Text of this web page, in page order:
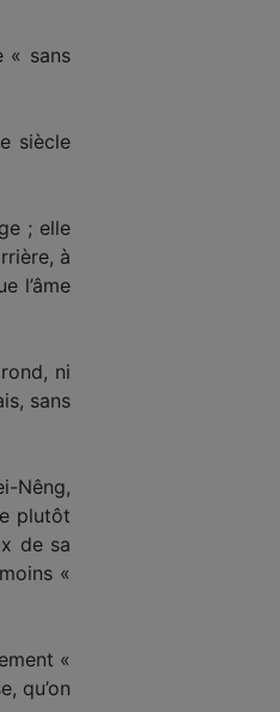
« sans
siècle
; elle
à
l’âme
ni
sans
Nêng,
plutôt
de sa
«
«
qu’on